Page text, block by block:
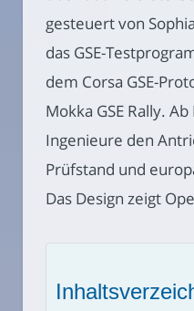
gesteuert von
das GSE-
dem Corsa GSE-
Mokka GSE Rally.
Ingenieure den
Prüfstand und
Das Design zeigt